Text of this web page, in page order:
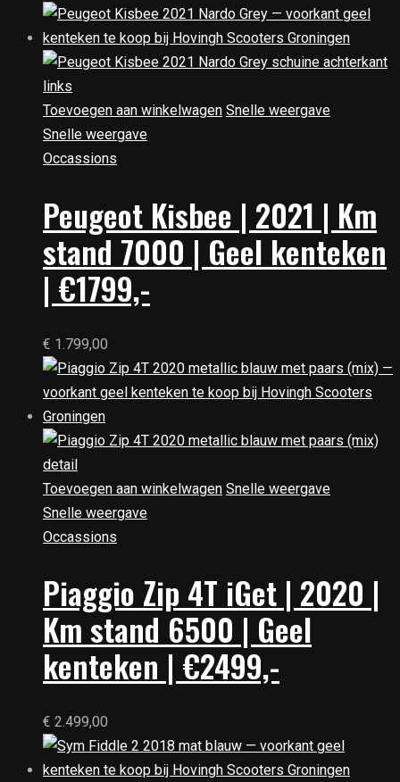
Toevoegen aan winkelwagen Snelle weergave
Snelle weergave
Occassions
Peugeot Kisbee | 2021 | Km
stand 7000 | Geel kenteken
| €1799,-
€ 1.799,00
Toevoegen aan winkelwagen Snelle weergave
Snelle weergave
Occassions
Piaggio Zip 4T iGet | 2020 |
Km stand 6500 | Geel
kenteken | €2499,-
€ 2.499,00